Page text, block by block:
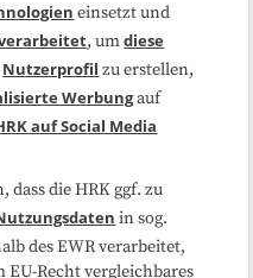
einsetzt und
, umdiese
Nutzerprofil zu erstellen,
Werbungauf
auf Social Media
die HRK ggf. zu
in sog.
des EWR verarbeitet,
Recht vergleichbares